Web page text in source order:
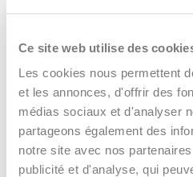
Ce site web utilise des
Les cookies nous permettent
et les annonces, d'offrir des
médias sociaux et d'analyser
partageons également des
notre site avec nos
publicité et d'analyse, qui
Product